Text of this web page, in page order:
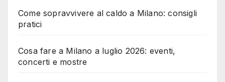
Come sopravvivere al caldo a Milano: consigli
pratici
Cosa fare a Milano a luglio 2026: eventi,
concerti e mostre